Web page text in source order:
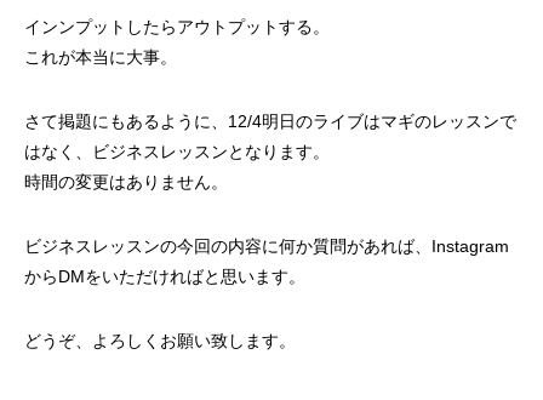
インンプットしたらアウトプットする。
これが本当に大事。
さて掲題にもあるように、12/4明日のライブはマギのレッスンで
はなく、ビジネスレッスンとなります。
時間の変更はありません。
ビジネスレッスンの今回の内容に何か質問があれば、Instagram
からDMをいただければと思います。
どうぞ、よろしくお願い致します。